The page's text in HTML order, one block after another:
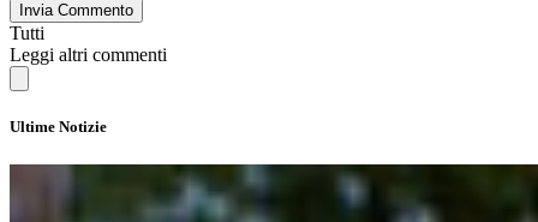
Invia Commento
Tutti
Leggi altri commenti
Ultime Notizie